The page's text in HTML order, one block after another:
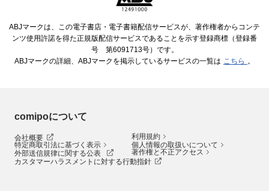
ABJマークは、この電子書店・電子書籍配信サービスが、著作権者からコンテ
ンツ使用許諾を得た正規版配信サービスであることを示す登録商標（登録番
号 第6091713号）です。
ABJマークの詳細、ABJマークを掲示しているサービスの一覧は こちら 。
comipoについて
会社概要
利用規約
特定商取引法に基づく表示
個人情報の取扱いについて
外部送信規律に関する公表
著作権と不正アクセス
カスタマーハラスメントに対する行動指針